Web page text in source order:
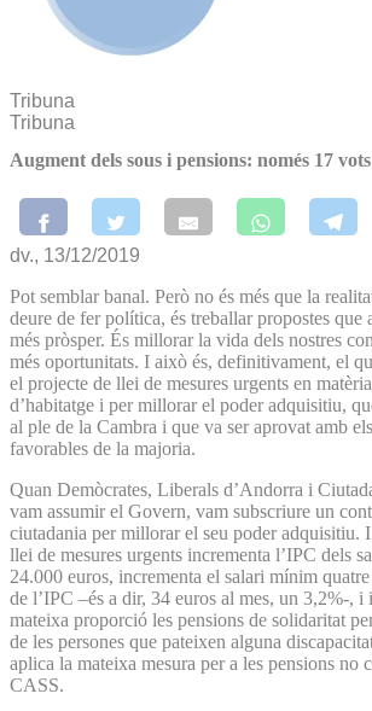
Tribuna
Tribuna
Augment dels sous i pensions: només 17
dv., 13/12/2019
Pot semblar banal. Però no és més que la
deure de fer política, és treballar propostes que
més pròsper. És millorar la vida dels nostres
més oportunitats. I això és, definitivament, el
el projecte de llei de mesures urgents en
d’habitatge i per millorar el poder adquisitiu,
al ple de la Cambra i que va ser aprovat amb
favorables de la majoria.
Quan Demòcrates, Liberals d’Andorra i
vam assumir el Govern, vam subscriure un
ciutadania per millorar el seu poder adquisitiu.
llei de mesures urgents incrementa l’IPC dels
24.000 euros, incrementa el salari mínim
de l’IPC –és a dir, 34 euros al mes, un 3,2%-, i
mateixa proporció les pensions de solidaritat
de les persones que pateixen alguna
aplica la mateixa mesura per a les pensions no
CASS.